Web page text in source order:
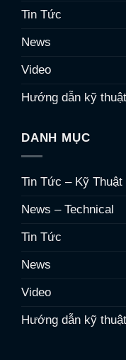
Tin Tức
News
Video
Hướng dẫn kỹ thuật
DANH MỤC
Tin Tức – Kỹ Thuật
News – Technical
Tin Tức
News
Video
Hướng dẫn kỹ thuật